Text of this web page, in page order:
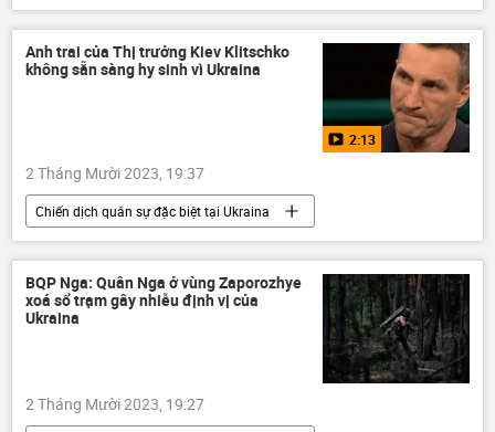
Chiến dịch quân sự đặc biệt tại Ukraina
Ukraina
Cuộc khủng hoảng ở Ukraina
Quân sự
Abrams
viện trợ quân sự
Anh trai của Thị trưởng Kiev Klitschko
không sẵn sàng hy sinh vì Ukraina
2:13
2 Tháng Mười 2023, 19:37
Chiến dịch quân sự đặc biệt tại Ukraina
Video từ Ukraina
Vladimir Klitschko
Ukraina
Nga
Quân sự
quân đội Nga
bảo vệ Tổ quốc
BQP Nga: Quân Nga ở vùng Zaporozhye
xoá sổ trạm gây nhiễu định vị của
Ukraina
2 Tháng Mười 2023, 19:27